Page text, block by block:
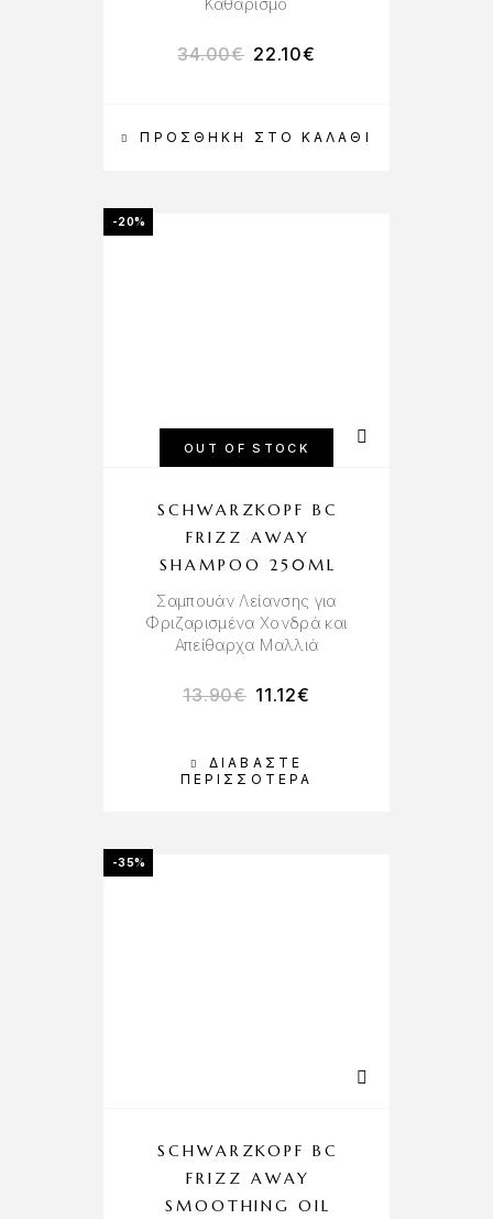
ΠΡΟΣΘΉΚΗ ΣΤΟ ΚΑΛΆΘΙ
Καθαρισμό
34.00€ 22.10€
-20%
OUT OF STOCK
ΔΙΑΒΆΣΤΕ
ΠΕΡΙΣΣΌΤΕΡΑ
SCHWARZKOPF BC
FRIZZ AWAY
SHAMPOO 250ML
Σαμπουάν Λείανσης για
Φριζαρισμένα Χονδρά και
Απείθαρχα Μαλλιά
13.90€ 11.12€
-35%
SCHWARZKOPF BC
FRIZZ AWAY
SMOOTHING OIL